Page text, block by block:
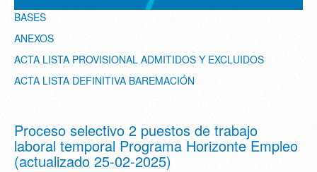
BASES
ANEXOS
ACTA LISTA PROVISIONAL ADMITIDOS Y EXCLUIDOS
ACTA LISTA DEFINITIVA BAREMACIÓN
Proceso selectivo 2 puestos de trabajo
laboral temporal Programa Horizonte Empleo
(actualizado 25-02-2025)